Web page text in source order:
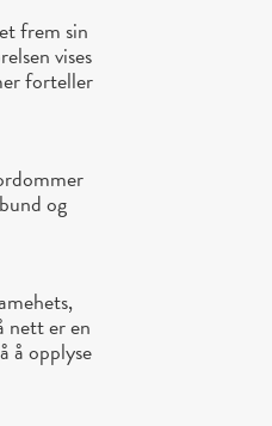
frem sin
vises
forteller
og
nett er en
å opplyse